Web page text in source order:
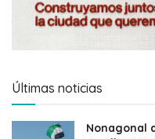
Últimas noticias
Nonagonal